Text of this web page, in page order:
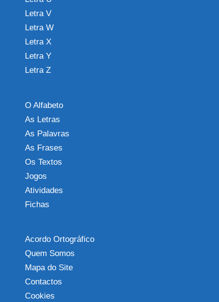
Letra V
Letra W
Letra X
Letra Y
Letra Z
O Alfabeto
As Letras
As Palavras
As Frases
Os Textos
Jogos
Atividades
Fichas
Acordo Ortográfico
Quem Somos
Mapa do Site
Contactos
Cookies